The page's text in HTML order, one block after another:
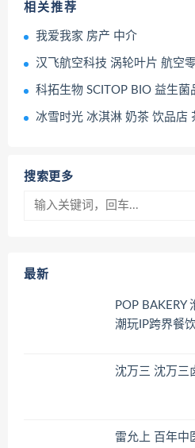
相关推荐
我爱我家 房产 中介
汉飞航空科技 涡轮叶片 航空
科拓生物 SCITOP BIO 益生菌品
冰雪时光 冰淇淋 奶茶 饮品店
搜索更多
最新
POP BAKERY
潮玩IP跨界餐
沈万三 沈万三
雷允上 百年中